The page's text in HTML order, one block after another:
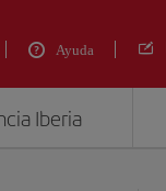
Ayuda
Iberia